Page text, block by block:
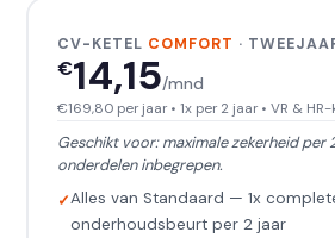
CV-KETEL COMFORT ·
€14,15/mnd
€169,80 per jaar • 1x per 2 jaar • VR &
Geschikt voor: maximale zekerheid per
onderdelen inbegrepen.
Alles van Standaard — 1x
onderhoudsbeurt per 2 jaar